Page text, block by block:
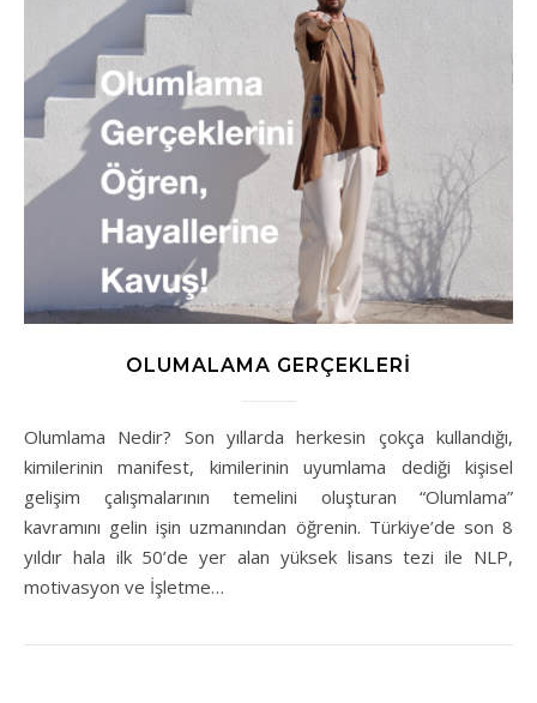
OLUMALAMA GERÇEKLERI
Olumlama Nedir? Son yıllarda herkesin çokça kullandığı,
kimilerinin manifest, kimilerinin uyumlama dediği kişisel
gelişim çalışmalarının temelini oluşturan “Olumlama”
kavramını gelin işin uzmanından öğrenin. Türkiye’de son 8
yıldır hala ilk 50’de yer alan yüksek lisans tezi ile NLP,
motivasyon ve İşletme…